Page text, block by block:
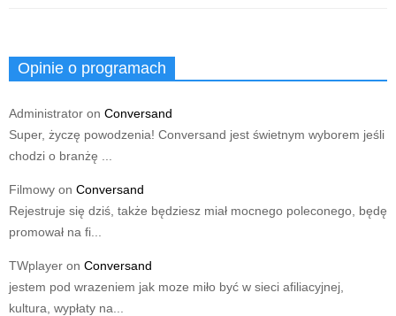
Opinie o programach
Administrator on Conversand
Super, życzę powodzenia! Conversand jest świetnym wyborem jeśli
chodzi o branżę ...
Filmowy on Conversand
Rejestruje się dziś, także będziesz miał mocnego poleconego, będę
promował na fi...
TWplayer on Conversand
jestem pod wrazeniem jak moze miło być w sieci afiliacyjnej,
kultura, wypłaty na...